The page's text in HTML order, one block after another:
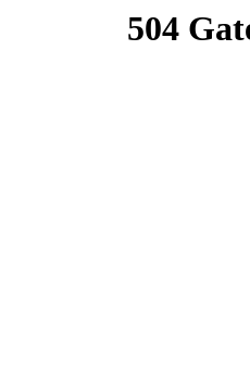
504